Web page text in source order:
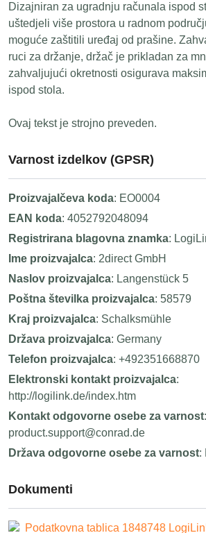
Dizajniran za ugradnju računala ispod
uštedjeli više prostora u radnom
moguće zaštitili uređaj od prašine.
ruci za držanje, držač je prikladan za
zahvaljujući okretnosti osigurava
ispod stola.
Ovaj tekst je strojno preveden.
Varnost izdelkov (GPSR)
Proizvajalčeva koda: EO0004
EAN koda: 4052792048094
Registrirana blagovna znamka:
Ime proizvajalca: 2direct GmbH
Naslov proizvajalca: Langenstück 5
Poštna številka proizvajalca: 58579
Kraj proizvajalca: Schalksmühle
Država proizvajalca: Germany
Telefon proizvajalca: +492351668870
Elektronski kontakt proizvajalca:
http://logilink.de/index.htm
Kontakt odgovorne osebe za varnost:
product.support@conrad.de
Država odgovorne osebe za varnost:
Dokumenti
Podatkovna tablica 1848748